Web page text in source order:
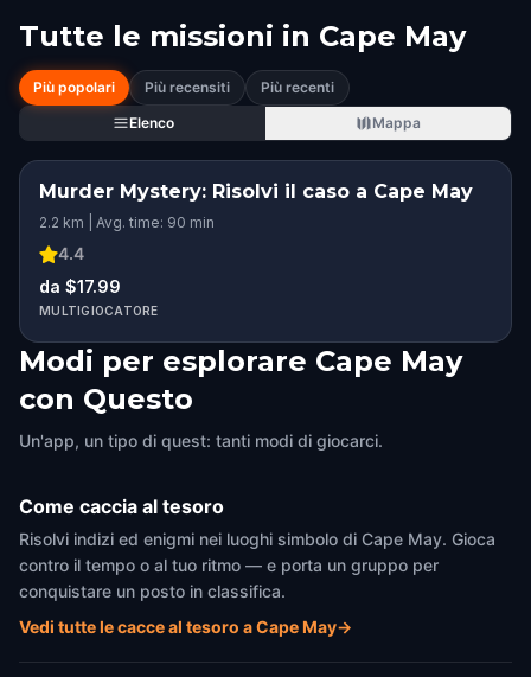
Tutte le missioni in Cape May
Più popolari Più recensiti
Più recenti
Elenco
Mappa
Murder Mystery: Risolvi il caso a Cape May
2.2 km | Avg. time: 90 min
4.4
da $17.99
MULTIGIOCATORE
Modi per esplorare Cape May
con Questo
Un'app, un tipo di quest: tanti modi di giocarci.
Come caccia al tesoro
Risolvi indizi ed enigmi nei luoghi simbolo di Cape May. Gioca
contro il tempo o al tuo ritmo — e porta un gruppo per
conquistare un posto in classifica.
Vedi tutte le cacce al tesoro a Cape May→